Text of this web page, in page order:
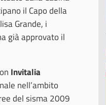
il Capo della
Grande, i
già approvato il
Invitalia
nell’ambito
del sisma 2009